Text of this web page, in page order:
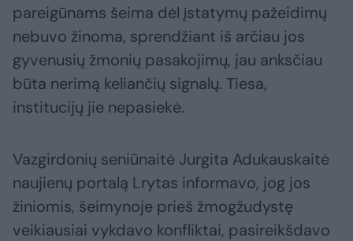
pareigūnams šeima dėl įstatymų pažeidimų
nebuvo žinoma, sprendžiant iš arčiau jos
gyvenusių žmonių pasakojimų, jau anksčiau
būta nerimą keliančių signalų. Tiesa,
institucijų jie nepasiekė.
Vazgirdonių seniūnaitė Jurgita Adukauskaitė
naujienų portalą Lrytas informavo, jog jos
žiniomis, šeimynoje prieš žmogžudystę
veikiausiai vykdavo konfliktai, pasireikšdavo